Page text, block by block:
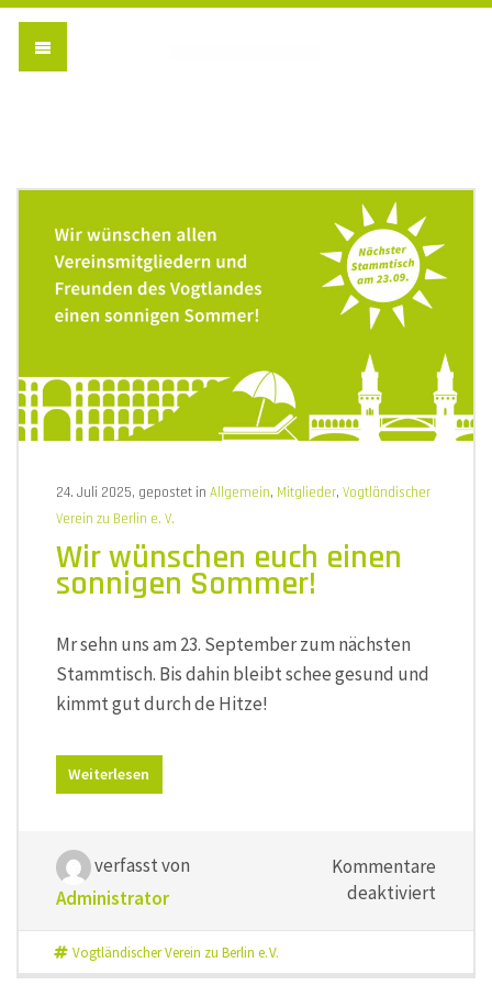
24. Juli 2025, gepostet in Allgemein, Mitglieder, Vogtländischer
Verein zu Berlin e. V.
Wir wünschen euch einen
sonnigen Sommer!
Mr sehn uns am 23. September zum nächsten
Stammtisch. Bis dahin bleibt schee gesund und
kimmt gut durch de Hitze!
Weiterlesen
verfasst von
Administrator
Kommentare
deaktiviert
euch
Vogtländischer Verein zu Berlin e. V.